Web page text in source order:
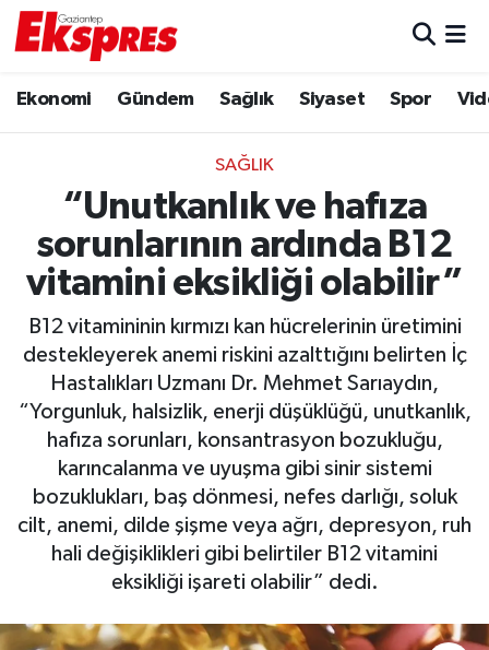
Ekonomi Gündem Sağlık Siyaset Spor
SAĞLIK
“Unutkanlık ve hafıza
sorunlarının ardında B12
vitamini eksikliği olabilir”
B12 vitamininin kırmızı kan hücrelerinin üretimini
destekleyerek anemi riskini azalttığını belirten İç
Hastalıkları Uzmanı Dr. Mehmet Sarıaydın,
“Yorgunluk, halsizlik, enerji düşüklüğü, unutkanlık,
hafıza sorunları, konsantrasyon bozukluğu,
karıncalanma ve uyuşma gibi sinir sistemi
bozuklukları, baş dönmesi, nefes darlığı, soluk
cilt, anemi, dilde şişme veya ağrı, depresyon, ruh
hali değişiklikleri gibi belirtiler B12 vitamini
eksikliği işareti olabilir” dedi.
Ekonomi
Gaziantep son dakika
Genel
Haberler
Kültür Sanat
Magazin
Müzik
Piyasa
Resmi İlanlar
Trafik Durumu
Puan Durumu ve Fikstür
Tüm Manşetler
Haber Arşivi